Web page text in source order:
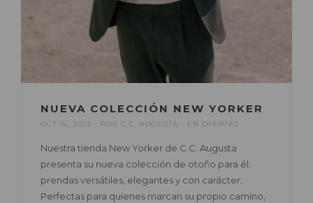
NUEVA COLECCIÓN NEW YORKER
OCT 16, 2025 POR C.C. AUGUSTA EN OFERTAS
Nuestra tienda New Yorker de C.C. Augusta
presenta su nueva colección de otoño para él:
prendas versátiles, elegantes y con carácter.
Perfectas para quienes marcan su propio camino,